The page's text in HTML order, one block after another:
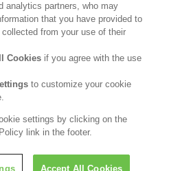
人情報保護方針
る個人情報の利用目的
analytics partners, who may
that you have provided to
from your use of their
Cookies if you agree with the use
to customize your cookie
settings by clicking on the
link in the footer.
Accept All Cookies